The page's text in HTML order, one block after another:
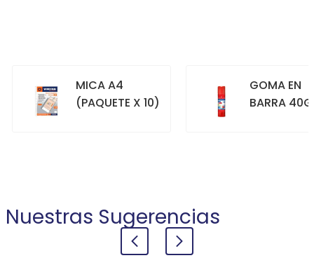
MICA A4
(PAQUETE X 10)
GOMA EN
BARRA
Nuestras Sugerencias